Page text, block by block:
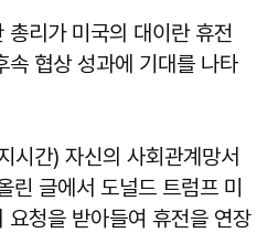
총리가 미국의 대이란 휴전
속 협상 성과에 기대를 나타
시간) 자신의 사회관계망서
글에서 도널드 트럼프 미
요청을 받아들여 휴전을 연장